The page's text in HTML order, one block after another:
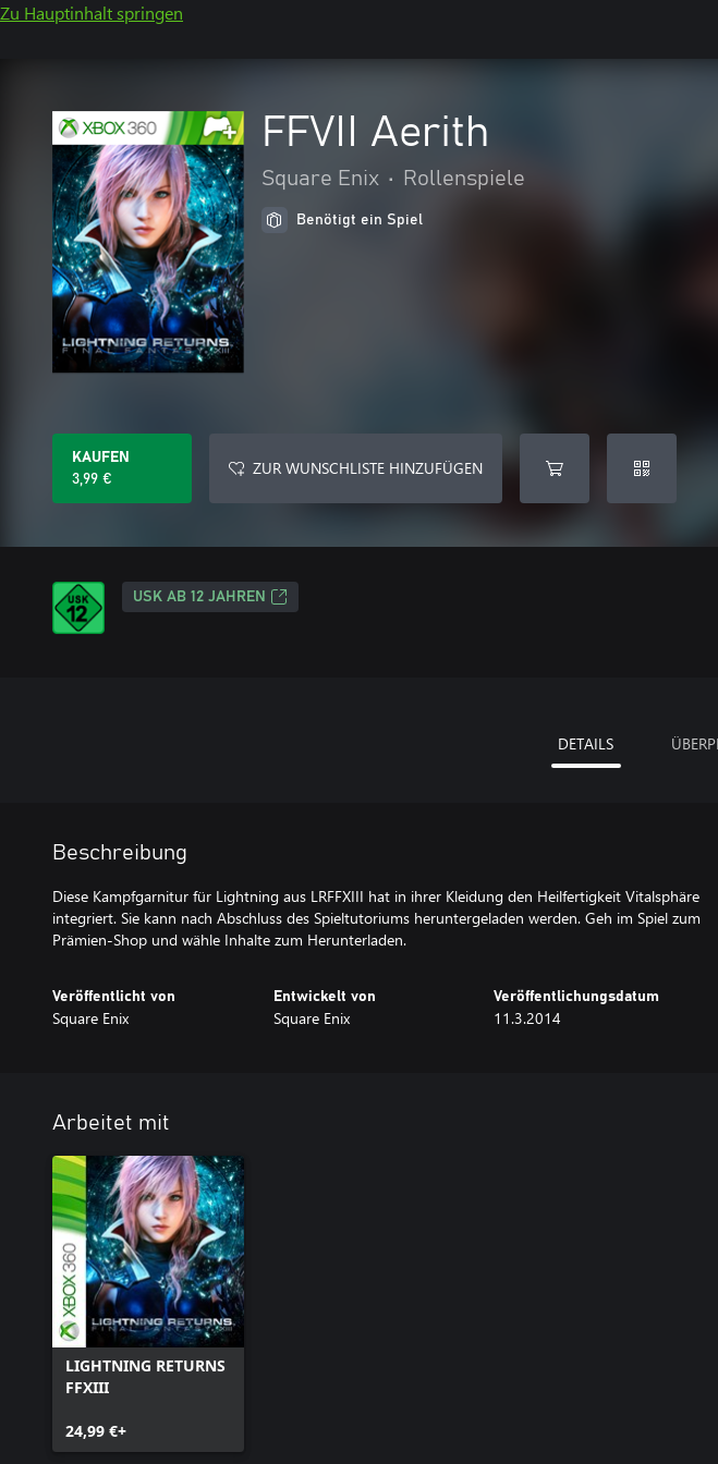
Zu Hauptinhalt springen
FFVII Aerith
Square Enix • Rollenspiele
Benötigt ein Spiel
KAUFEN
3,99 €
ZUR WUNSCHLISTE HINZUFÜGEN
USK AB 12 JAHREN
DETAILS
Beschreibung
Diese Kampfgarnitur für Lightning aus LRFFXIII hat in ihrer Kleidung den Heilfertigkeit Vitalsphäre
integriert. Sie kann nach Abschluss des Spieltutoriums heruntergeladen werden. Geh im Spiel zum
Prämien-Shop und wähle Inhalte zum Herunterladen.
Veröffentlicht von
Square Enix
Entwickelt von
Square Enix
Veröffentlichungsdatum
11.3.2014
Arbeitet mit
LIGHTNING RETURNS
FFXIII
24,99 €+